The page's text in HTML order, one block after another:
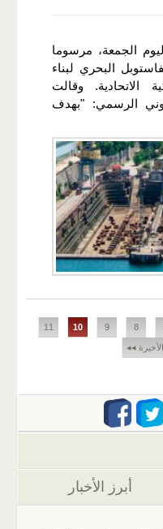
الجمعة، مرسوما
البحري لبناء
الاتحادية. وقالت
الرسمي: "بهدف
8
9
10
11
الأخيرة ◂◂
النشطة)
أبرز الأخبار